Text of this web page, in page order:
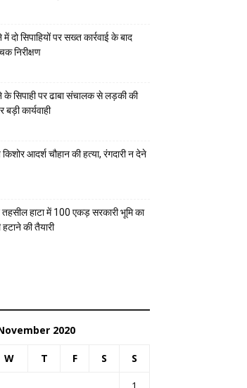
दो सिपाहियों पर सख्त कार्रवाई के बाद
निरीक्षण
सिपाही पर ढाबा संचालक से लड़की की
कार्यवाही
आदर्श चौहान की हत्या, रंगदारी न देने
हाटा में 100 एकड़ सरकारी भूमि का
हटाने की तैयारी
2020
W T F S S